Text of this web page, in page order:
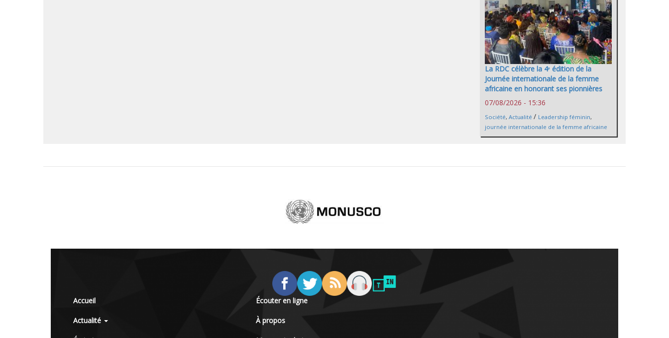
La RDC célèbre la 4ᵉ édition de la
Journée internationale de la femme
africaine en honorant ses pionnières
07/08/2026 - 15:36
Société, Actualité / Leadership féminin,
journée internationale de la femme africaine
Accueil
Actualité
Écouter en ligne
À propos